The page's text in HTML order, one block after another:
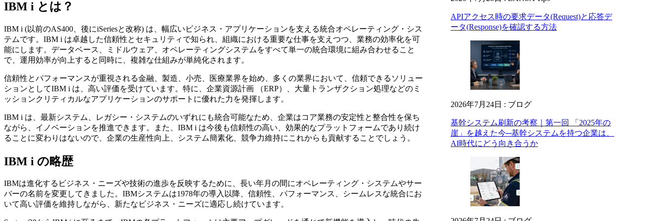
IBM i とは？
IBM i (以前のAS400、後にiSeriesと改称) は、幅広いビジネス・アプリケーションを支える統合オペレーティング・シス
テムです。IBM i は卓越した信頼性とセキュリティで知られ、組織における重要な仕事を支えつつ、業務の効率化を可
能にします。データベース、ミドルウェア、オペレーティングシステムをすべて単一の統合環境に組み合わせること
で、運用効率が向上すると同時に、複雑な仕組みが単純化されます。
信頼性とパフォーマンスが重視される金融、製造、小売、医療業界を始め、多くの業界において、信頼できるソリュー
ションとしてIBM i は、高い評価を受けています。特に、企業資源計画 （ERP）、大量トランザクション処理などのミ
ッションクリティカルなアプリケーションのサポートに優れた力を発揮します。
IBM i は、最新システム、レガシー・システムのいずれにも統合可能なため、企業はコア業務の安定性と整合性を保ち
ながら、イノベーションを推進できます。また、IBM i は今後も信頼性の高い、効果的なプラットフォームであり続け
ることに変わりはないので、企業の生産性向上、システム簡素化、競争力維持にこれからも貢献することでしょう。
IBM i の略歴
IBMは進化するビジネス・ニーズや技術の進歩を反映するために、長い年月の間にオペレーティング・システムやサー
バーの名前を変更してきました。IBMシステムは1978年の導入以降、信頼性、パフォーマンス、シームレスな統合にお
いて高い評価を維持しながら、新たなビジネス・ニーズに適応し続けています。
APIアクセス時の要求データ(Request)と応答デ
ータ(Response)を確認する方法
2026年7月24日 : ブログ
基幹システム刷新の考察｜第一回 「2025年の
崖」を越えた今─基幹システムを持つ企業は、
AI時代にどう向き合うか